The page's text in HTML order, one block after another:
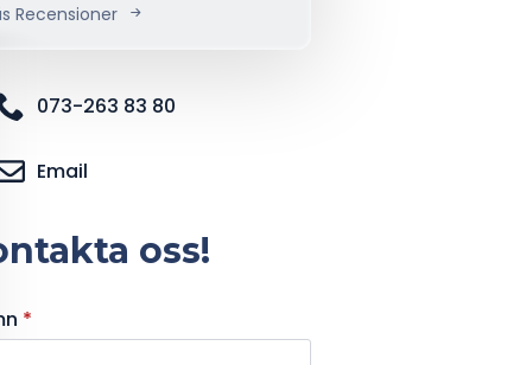
Recensioner
073-263 83 80
Email
oss!
*